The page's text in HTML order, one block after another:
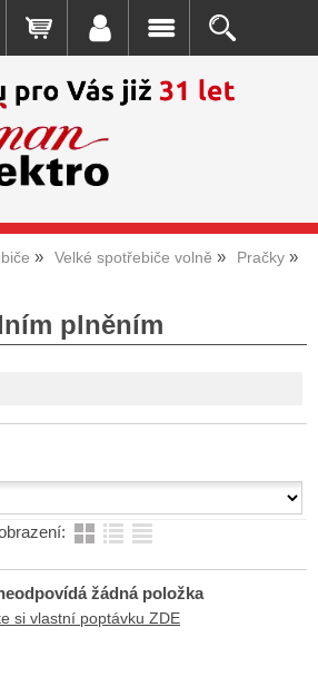
Velké spotřebiče volně Pračky
plněním
žádná položka
si vlastní poptávku ZDE